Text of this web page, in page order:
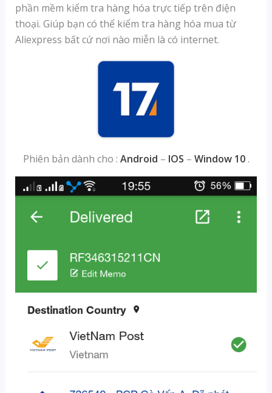
phần mềm kiểm tra hàng hóa trực tiếp trên điện
thoại. Giúp bạn có thể kiểm tra hàng hóa mua từ
Aliexpress bất cứ nơi nào miễn là có internet.
Phiên bản dành cho : Android – IOS – Window 10 .